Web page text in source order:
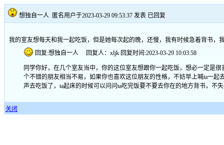
想独自一人 匿名用户于2023-03-29 09:53:37 发表 已回复
我的室友想每天和我一起吃饭，但是她每次起的晚，还慢，我有时候急着背书，
回复:想独自一人 回复人：xljk 回复时间:2023-03-29 10:03:58
同学你好，在几个室友当中，你的这位室友想跟你一起吃饭，想必一定是
个不错的朋友相当不易，如果你也喜欢这位朋友的性格，不妨早上喊ta一
声去吃饭了，ta起床的时候可以问问ta吃完饭要不要去你在的地方背书，
关闭